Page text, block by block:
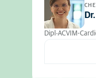
Dipl-ACVIM-